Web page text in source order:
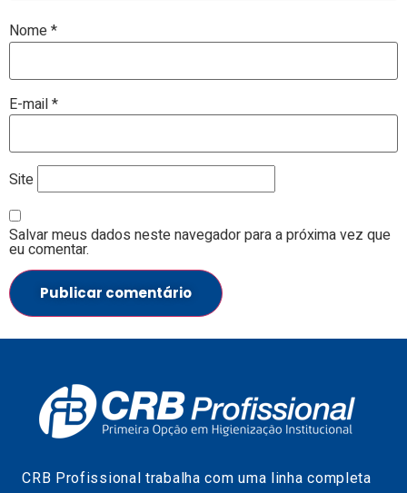
Nome*
E-mail*
Site
Salvar meus dados neste navegador para a próxima vez que
eu comentar.
CRB Profissional trabalha com uma linha completa